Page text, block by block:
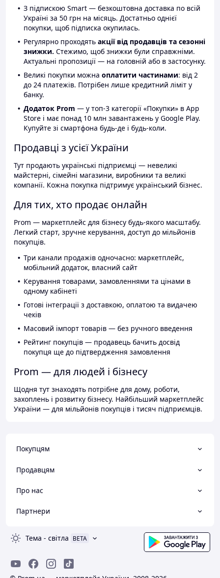
З підпискою Smart — безкоштовна доставка по всій
Україні за 50 грн на місяць. Достатньо однієї
покупки, щоб підписка окупилась.
Регулярно проходять акції від продавців та сезонні
знижки. Стежимо, щоб знижки були справжніми.
Актуальні пропозиції — на головній або в застосунку.
Великі покупки можна оплатити частинами: від 2
до 24 платежів. Потрібен лише кредитний ліміт у
банку.
Додаток Prom — у топ-3 категорії «Покупки» в App
Store і має понад 10 млн завантажень у Google Play.
Купуйте зі смартфона будь-де і будь-коли.
Продавці з усієї України
Тут продають українські підприємці — невеликі
майстерні, сімейні магазини, виробники та великі
компанії. Кожна покупка підтримує український бізнес.
Для тих, хто продає онлайн
Prom — маркетплейс для бізнесу будь-якого масштабу.
Легкий старт, зручне керування, доступ до мільйонів
покупців.
Три канали продажів одночасно: маркетплейс,
мобільний додаток, власний сайт
Керування товарами, замовленнями та цінами в
одному кабінеті
Готові інтеграції з доставкою, оплатою та видачею
чеків
Масовий імпорт товарів — без ручного введення
Рейтинг покупців — продавець бачить досвід
покупця ще до підтвердження замовлення
Prom — для людей і бізнесу
Щодня тут знаходять потрібне для дому, роботи,
захоплень і розвитку бізнесу. Найбільший маркетплейс
України — для мільйонів покупців і тисяч підприємців.
Покупцям
Продавцям
Про нас
Партнери
Тема - світла BETA